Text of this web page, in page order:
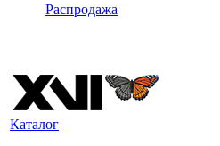
Распродажа
Каталог